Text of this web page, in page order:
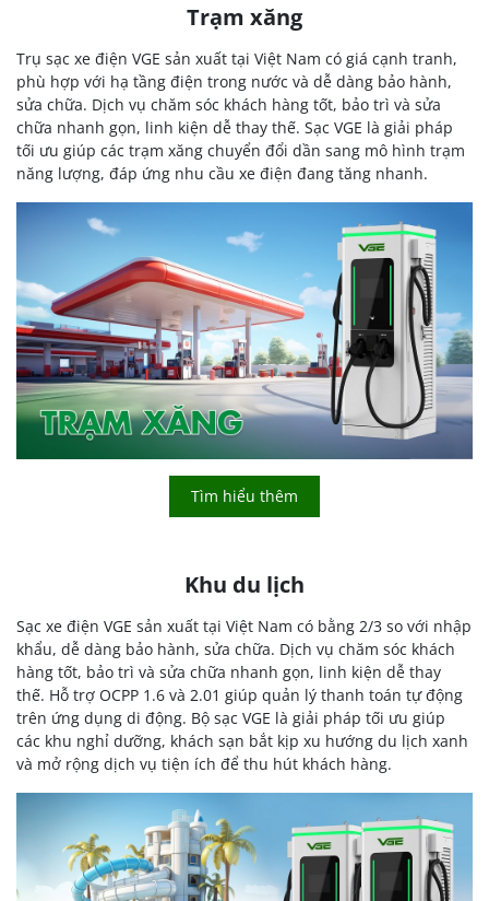
Trạm xăng
Trụ sạc xe điện VGE sản xuất tại Việt Nam có giá cạnh tranh,
phù hợp với hạ tầng điện trong nước và dễ dàng bảo hành,
sửa chữa. Dịch vụ chăm sóc khách hàng tốt, bảo trì và sửa
chữa nhanh gọn, linh kiện dễ thay thế. Sạc VGE là giải pháp
tối ưu giúp các trạm xăng chuyển đổi dần sang mô hình trạm
năng lượng, đáp ứng nhu cầu xe điện đang tăng nhanh.
Tìm hiểu thêm
Khu du lịch
Sạc xe điện VGE sản xuất tại Việt Nam có bằng 2/3 so với nhập
khẩu, dễ dàng bảo hành, sửa chữa. Dịch vụ chăm sóc khách
hàng tốt, bảo trì và sửa chữa nhanh gọn, linh kiện dễ thay
thế. Hỗ trợ OCPP 1.6 và 2.01 giúp quản lý thanh toán tự động
trên ứng dụng di động. Bộ sạc VGE là giải pháp tối ưu giúp
các khu nghỉ dưỡng, khách sạn bắt kịp xu hướng du lịch xanh
và mở rộng dịch vụ tiện ích để thu hút khách hàng.